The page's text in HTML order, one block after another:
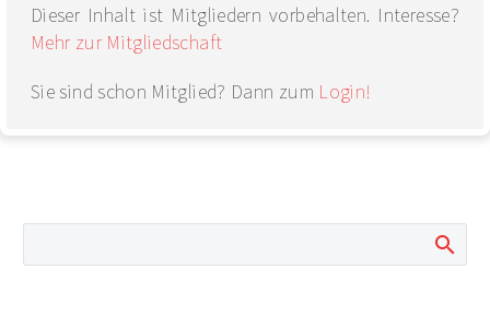
Dieser Inhalt ist Mitgliedern vorbehalten. Interesse?
Mehr zur Mitgliedschaft
Sie sind schon Mitglied? Dann zum Login!